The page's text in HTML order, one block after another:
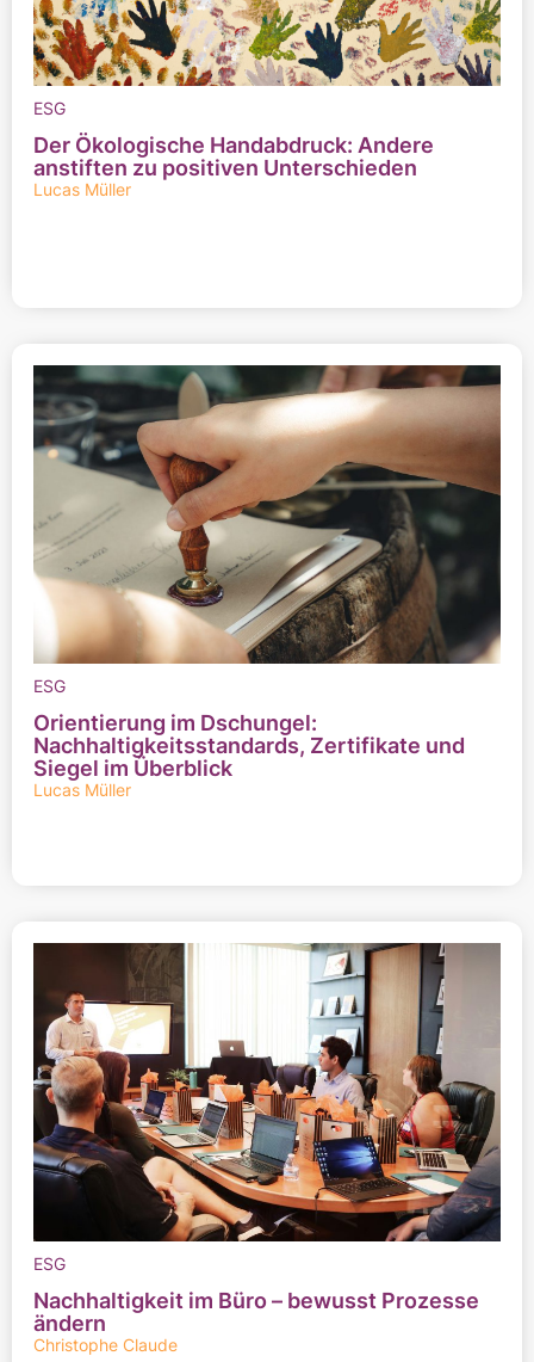
ESG
Der Ökologische Handabdruck: Andere
anstiften zu positiven Unterschieden
Lucas Müller
ESG
Orientierung im Dschungel:
Nachhaltigkeitsstandards, Zertifikate und
Siegel im Überblick
Lucas Müller
ESG
Nachhaltigkeit im Büro – bewusst Prozesse
ändern
Christophe Claude